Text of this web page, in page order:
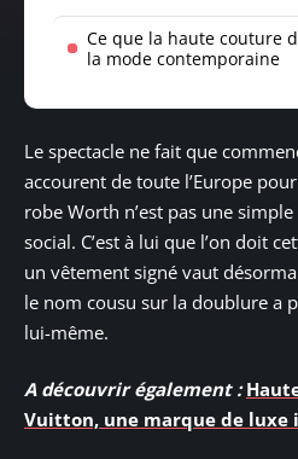
Ce que la haute couture
la mode contemporaine
Le spectacle ne fait que
accourent de toute l’Europe
robe Worth n’est pas une
social. C’est à lui que l’on doit
un vêtement signé vaut
le nom cousu sur la doublure a
lui-même.
A découvrir également :
Vuitton, une marque de luxe